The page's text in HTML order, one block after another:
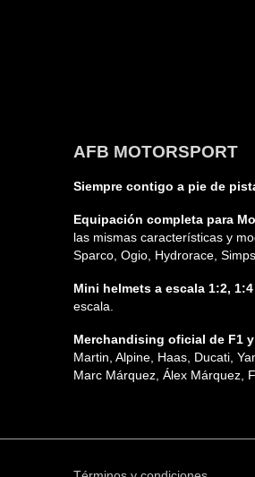
AFB MOTORSPORT
Siempre contigo a pie de
Equipación completa para
las mismas características y
Sparco, Ogio, Hydrorace,
Mini helmets a escala 1:2,
escala.
Merchandising oficial de F1
Martin, Alpine, Haas, Ducati,
Marc Márquez, Álex Márquez,